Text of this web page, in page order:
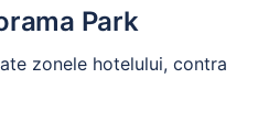
Park
zonele hotelului, contra